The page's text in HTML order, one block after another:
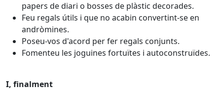
papers de diari o bosses de plàstic decorades.
Feu regals útils i que no acabin convertint-se en
andròmines.
Poseu-vos d'acord per fer regals conjunts.
Fomenteu les joguines fortuïtes i autoconstruïdes.
I, finalment